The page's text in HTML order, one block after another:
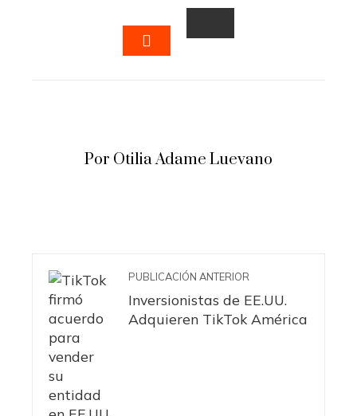
Por Otilia Adame Luevano
PUBLICACIÓN ANTERIOR
Inversionistas de EE.UU.
Adquieren TikTok América